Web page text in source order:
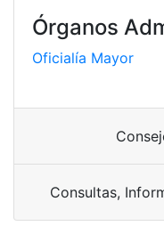
Órganos
Oficialía Mayor
Consultas,